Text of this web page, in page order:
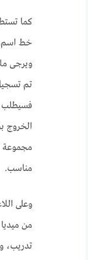
كما
خط اسم
ويرجى
تم
فسيطلب
الخروج
مجموعة
مناسب.
وعلى
تدريب،